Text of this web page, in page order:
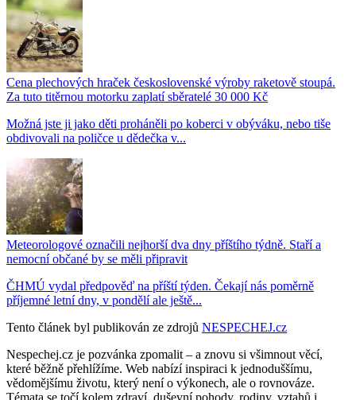
Cena plechových hraček československé výroby raketově stoupá.
Za tuto titěrnou motorku zaplatí sběratelé 30 000 Kč
Možná jste ji jako děti proháněli po koberci v obýváku, nebo tiše
obdivovali na poličce u dědečka v...
Meteorologové označili nejhorší dva dny příštího týdně. Staří a
nemocní občané by se měli připravit
ČHMÚ vydal předpověď na příští týden. Čekají nás poměrně
příjemné letní dny, v pondělí ale ještě...
Tento článek byl publikován ze zdrojů NESPECHEJ.cz
Nespechej.cz je pozvánka zpomalit – a znovu si všimnout věcí,
které běžně přehlížíme. Web nabízí inspiraci k jednoduššímu,
vědomějšímu životu, který není o výkonech, ale o rovnováze.
Témata se točí kolem zdraví, duševní pohody, rodiny, vztahů i